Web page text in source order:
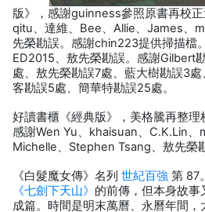
版》，感謝guinness參照原書再校
qitu、達維、Bee、Allie、James、
先榮勘誤。感謝chin223提供掃描檔
ED2015、敖先榮勘誤。感謝Gilbert
處、敖先榮勘誤7處、藍大樹勘誤3處
客勘誤5處、簡華特勘誤25處。
好讀書櫃《經典版》，美格騰再整理
感謝Wen Yu、khaisuan、C.K.Lin、
Michelle、Stephen Tsang、敖先榮
《白髮魔女傳》名列 世紀百強第 87
《七劍下天山》 的前傳，但本身故事
成篇。時間是明末萬曆、永曆年間，